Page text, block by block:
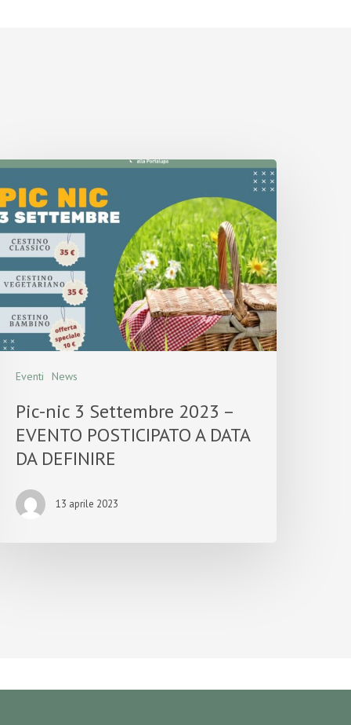
Eventi News
Pic-nic 3 Settembre 2023 –
EVENTO POSTICIPATO A DATA
DA DEFINIRE
13 aprile 2023